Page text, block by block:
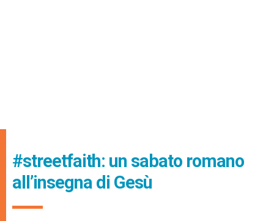
#streetfaith: un sabato romano
all’insegna di Gesù